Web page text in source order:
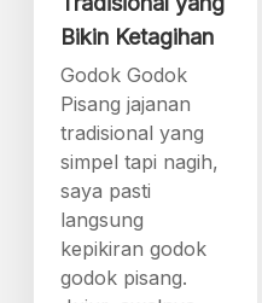
Bikin Ketagihan
Godok Godok
Pisang jajanan
tradisional yang
simpel tapi nagih,
saya pasti
langsung
kepikiran godok
godok pisang.